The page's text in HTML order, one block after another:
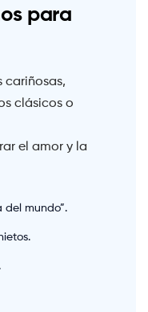
para
cariñosas,
clásicos o
el amor y la
del mundo”.